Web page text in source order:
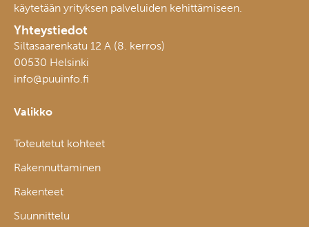
käytetään yrityksen palveluiden kehittämiseen.
Yhteystiedot
Siltasaarenkatu 12 A (8. kerros)
00530 Helsinki
info@puuinfo.fi
Valikko
Toteutetut kohteet
Rakennuttaminen
Rakenteet
Suunnittelu